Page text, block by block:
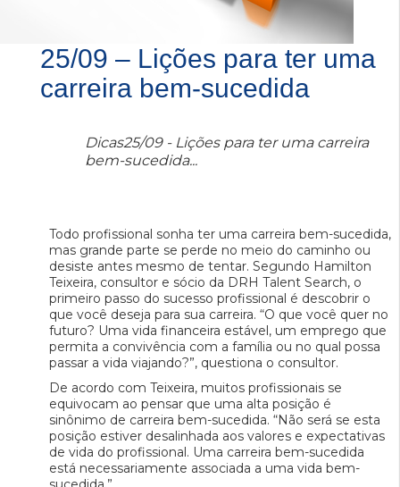
25/09 – Lições para ter uma
carreira bem-sucedida
Dicas25/09 - Lições para ter uma carreira
bem-sucedida...
Todo profissional sonha ter uma carreira bem-sucedida,
mas grande parte se perde no meio do caminho ou
desiste antes mesmo de tentar. Segundo Hamilton
Teixeira, consultor e sócio da DRH Talent Search, o
primeiro passo do sucesso profissional é descobrir o
que você deseja para sua carreira. “O que você quer no
futuro? Uma vida financeira estável, um emprego que
permita a convivência com a família ou no qual possa
passar a vida viajando?”, questiona o consultor.
De acordo com Teixeira, muitos profissionais se
equivocam ao pensar que uma alta posição é
sinônimo de carreira bem-sucedida. “Não será se esta
posição estiver desalinhada aos valores e expectativas
de vida do profissional. Uma carreira bem-sucedida
está necessariamente associada a uma vida bem-